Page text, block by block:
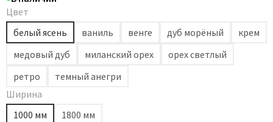
Цвет
белый ясень
ваниль венге дуб морёный
крем
медовый дуб
миланский орех
орех светлый
ретро
темный анегри
Ширина
1000 мм
1800 мм